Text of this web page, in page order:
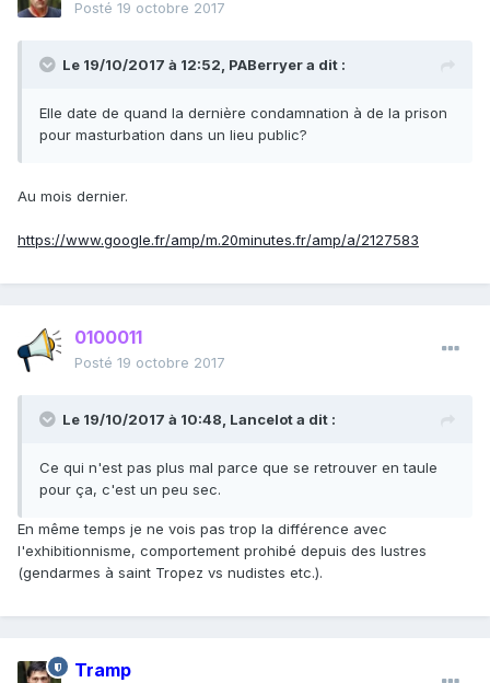
Posté 19 octobre 2017
Le 19/10/2017 à 12:52, PABerryera dit :
Elle date de quand la dernière condamnation à de la prison
pour masturbation dans un lieu public?
Au mois dernier.
https://www.google.fr/amp/m.20minutes.fr/amp/a/2127583
0100011
Posté 19 octobre 2017
Le 19/10/2017 à 10:48, Lancelota dit :
Ce qui n'est pas plus mal parce que se retrouver en taule
pour ça, c'est un peu sec.
En même temps je ne vois pas trop la différence avec
l'exhibitionnisme, comportement prohibé depuis des lustres
(gendarmes à saint Tropez vs nudistes etc.).
Tramp